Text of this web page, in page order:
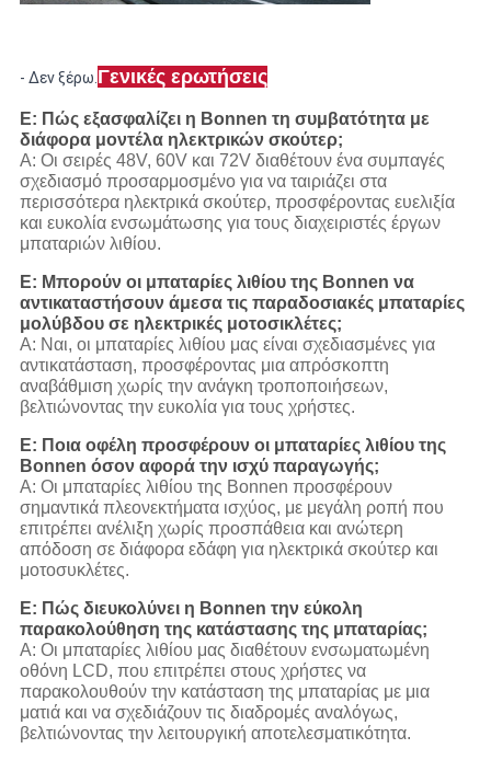
- Δεν ξέρω.Γενικές ερωτήσεις
Ε: Πώς εξασφαλίζει η Bonnen τη συμβατότητα με
διάφορα μοντέλα ηλεκτρικών σκούτερ;
Α: Οι σειρές 48V, 60V και 72V διαθέτουν ένα συμπαγές
σχεδιασμό προσαρμοσμένο για να ταιριάζει στα
περισσότερα ηλεκτρικά σκούτερ, προσφέροντας ευελιξία
και ευκολία ενσωμάτωσης για τους διαχειριστές έργων
μπαταριών λιθίου.
Ε: Μπορούν οι μπαταρίες λιθίου της Bonnen να
αντικαταστήσουν άμεσα τις παραδοσιακές μπαταρίες
μολύβδου σε ηλεκτρικές μοτοσικλέτες;
Α: Ναι, οι μπαταρίες λιθίου μας είναι σχεδιασμένες για
αντικατάσταση, προσφέροντας μια απρόσκοπτη
αναβάθμιση χωρίς την ανάγκη τροποποιήσεων,
βελτιώνοντας την ευκολία για τους χρήστες.
Ε: Ποια οφέλη προσφέρουν οι μπαταρίες λιθίου της
Bonnen όσον αφορά την ισχύ παραγωγής;
Α: Οι μπαταρίες λιθίου της Bonnen προσφέρουν
σημαντικά πλεονεκτήματα ισχύος, με μεγάλη ροπή που
επιτρέπει ανέλιξη χωρίς προσπάθεια και ανώτερη
απόδοση σε διάφορα εδάφη για ηλεκτρικά σκούτερ και
μοτοσυκλέτες.
Ε: Πώς διευκολύνει η Bonnen την εύκολη
παρακολούθηση της κατάστασης της μπαταρίας;
Α: Οι μπαταρίες λιθίου μας διαθέτουν ενσωματωμένη
οθόνη LCD, που επιτρέπει στους χρήστες να
παρακολουθούν την κατάσταση της μπαταρίας με μια
ματιά και να σχεδιάζουν τις διαδρομές αναλόγως,
βελτιώνοντας την λειτουργική αποτελεσματικότητα.